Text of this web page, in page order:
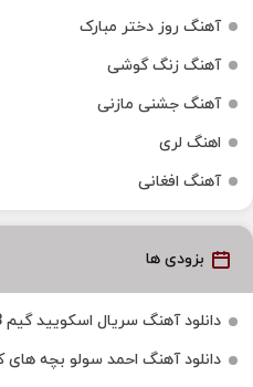
آهنگ روز دختر مبارک
آهنگ زنگ گوشی
آهنگ جشنی مازنی
اهنگ لری
آهنگ افغانی
بزودی ها
دانلود آهنگ سریال اسکویید گیم 3 “کامل” آپدیت 2025
دانلود آهنگ احمد سولو بچه های